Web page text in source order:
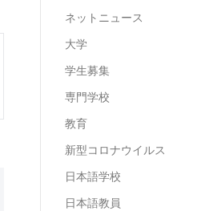
ネットニュース
大学
学生募集
専門学校
教育
新型コロナウイルス
日本語学校
日本語教員